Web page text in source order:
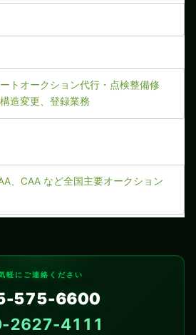
トオークション代行・点検整備修
造変更、登録業務
、CAA など全国主要オークション
軽にご連絡ください
575-6600
2627-4111